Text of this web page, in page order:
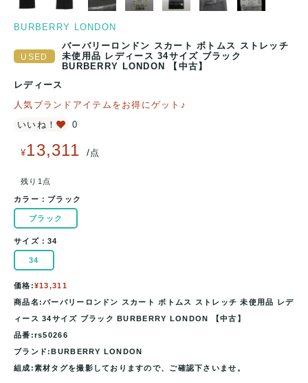
BURBERRY LONDON
バーバリーロンドン スカート ボトムス ストレッチ
未使用品 レディース 34サイズ ブラック
BURBERRY LONDON 【中古】
レディース
人気ブランドアイテムをお得にゲット♪
いいね！
0
¥13,311 /点
残り1点
カラー： ブラック
ブラック
サイズ：34
34
価格:¥13,311
商品名:バーバリーロンドン スカート ボトムス ストレッチ 未使用品 レデ
ィース 34サイズ ブラック BURBERRY LONDON 【中古】
品番:rs50266
ブランド:BURBERRY LONDON
組成:素材タグを撮影しておりますので、ご確認下さいませ。